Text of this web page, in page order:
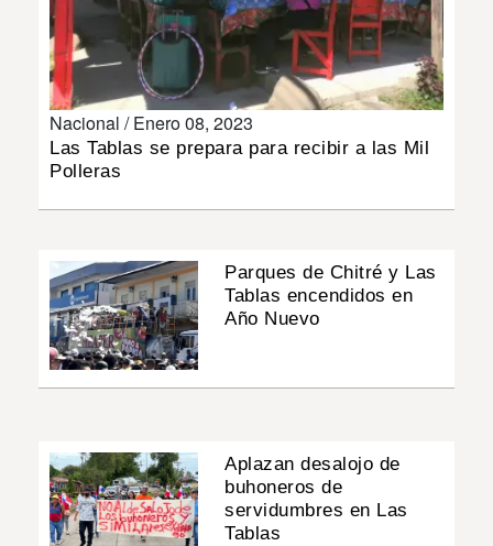
Nacional /Enero 08, 2023
Las Tablas se prepara para recibir a las Mil
Polleras
Parques de Chitré y Las
Tablas encendidos en
Año Nuevo
Aplazan desalojo de
buhoneros de
servidumbres en Las
Tablas